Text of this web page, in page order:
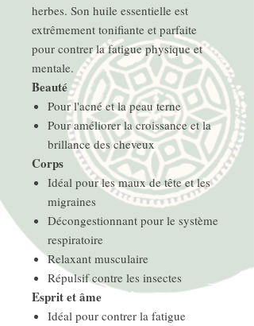
herbes. Son huile essentielle est
extrêmement tonifiante et parfaite
pour contrer la fatigue physique et
mentale.
Beauté
Pour l'acné et la peau terne
Pour améliorer la croissance et la
brillance des cheveux
Corps
Idéal pour les maux de tête et les
migraines
Décongestionnant pour le système
respiratoire
Relaxant musculaire
Répulsif contre les insectes
Esprit et âme
Idéal pour contrer la fatigue